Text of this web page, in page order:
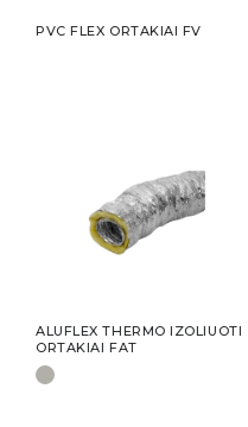
PVC FLEX ORTAKIAI FV
ALUFLEX THERMO IZOLIUOTI
ORTAKIAI FAT